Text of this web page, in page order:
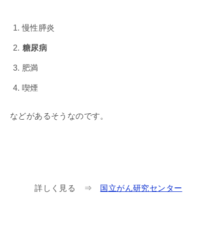
慢性膵炎
糖尿病
肥満
喫煙
などがあるそうなのです。
詳しく見る ⇒ 国立がん研究センター